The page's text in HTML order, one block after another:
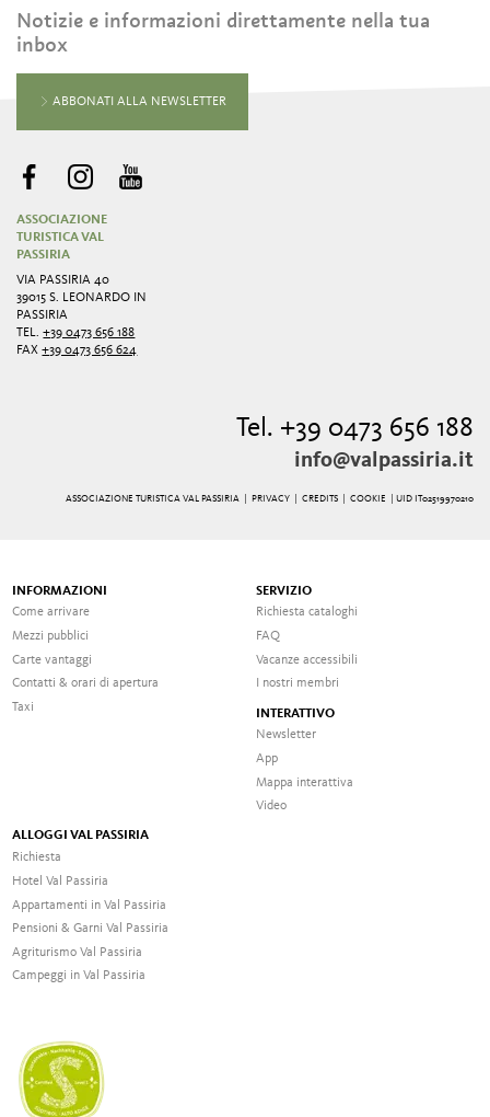
Notizie e informazioni direttamente nella tua
inbox
ABBONATI ALLA NEWSLETTER
ASSOCIAZIONE
TURISTICA VAL
PASSIRIA
VIA PASSIRIA 40
39015 S. LEONARDO IN
PASSIRIA
TEL.+39 0473 656 188
FAX+39 0473 656 624
Tel. +39 0473 656 188
info@valpassiria.it
ASSOCIAZIONE TURISTICA VAL PASSIRIA | PRIVACY| CREDITS| COOKIE | UID IT02519970210
INFORMAZIONI
Come arrivare
Mezzi pubblici
Carte vantaggi
Contatti & orari di apertura
Taxi
SERVIZIO
Richiesta cataloghi
FAQ
Vacanze accessibili
I nostri membri
INTERATTIVO
Newsletter
App
Mappa interattiva
Video
ALLOGGI VAL PASSIRIA
Richiesta
Hotel Val Passiria
Appartamenti in Val Passiria
Pensioni & Garni Val Passiria
Agriturismo Val Passiria
Campeggi in Val Passiria